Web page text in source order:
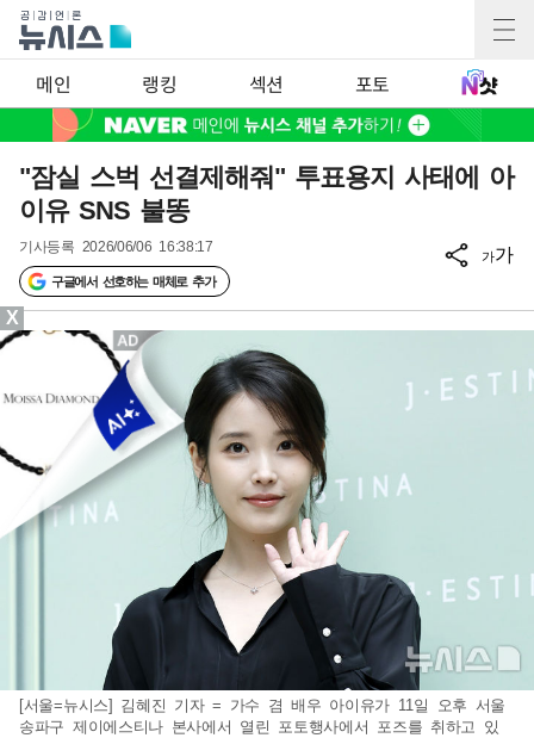
메인 랭킹 섹션 포토
"잠실 스벅 선결제해줘" 투표용지 사태에 아
이유 SNS 불똥
기사등록 2026/06/06 16:38:17
구글에서 선호하는 매체로 추가
가가
[서울=뉴시스] 김혜진 기자 = 가수 겸 배우 아이유가 11일 오후 서울
송파구 제이에스티나 본사에서 열린 포토행사에서 포즈를 취하고 있
X